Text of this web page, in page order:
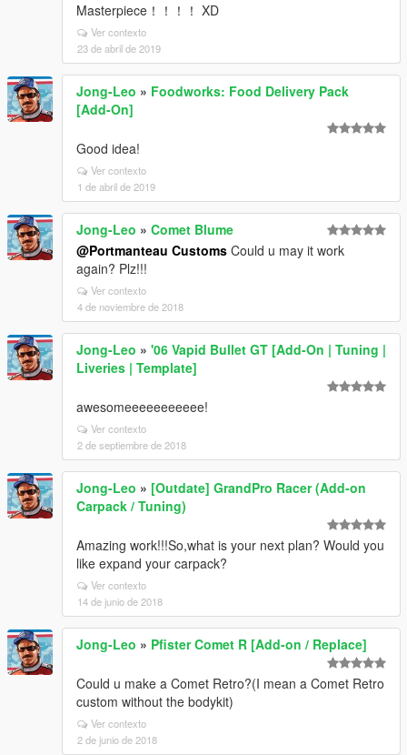
Masterpiece！！！！ XD
Ver contexto
23 de abril de 2019
Jong-Leo » Foodworks: Food Delivery Pack
[Add-On]
Good idea!
Ver contexto
1 de abril de 2019
Jong-Leo » Comet Blume
@Portmanteau Customs Could u may it work
again? Plz!!!
Ver contexto
4 de noviembre de 2018
Jong-Leo » '06 Vapid Bullet GT [Add-On | Tuning |
Liveries | Template]
awesomeeeeeeeeeee!
Ver contexto
2 de septiembre de 2018
Jong-Leo » [Outdate] GrandPro Racer (Add-on
Carpack / Tuning)
Amazing work!!!So,what is your next plan? Would you
like expand your carpack?
Ver contexto
14 de junio de 2018
Jong-Leo » Pfister Comet R [Add-on / Replace]
Could u make a Comet Retro?(I mean a Comet Retro
custom without the bodykit)
Ver contexto
2 de junio de 2018